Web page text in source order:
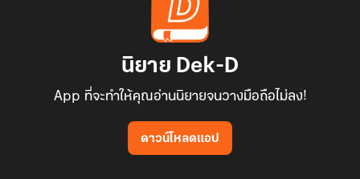
นิยาย Dek-D
App ที่จะทำให้คุณอ่านนิยายจนวางมือถือไม่ลง!
ดาวน์โหลดแอป